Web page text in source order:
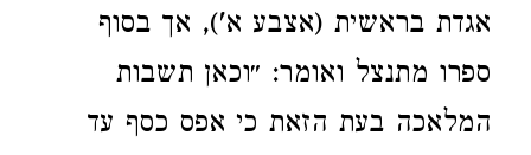
אגדת בראשית (אצבע א'), אך בסוף
ספרו מתנצל ואומר: ״וכאן תשבות
המלאכה בעת הזאת כי אפס כסף עד